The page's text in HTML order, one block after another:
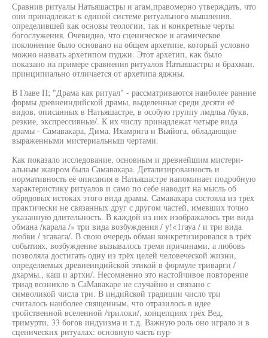
Сравнив ритуалы Натьяшастры и агам,правомерно утверждать, что
они принадлежат к единой системе ритуального мышления,
определившей как основы теологии, так и конкретные черты
богослужения. Очевидно, что сценическое и агамическое
поклонение было основано на общем архетипе, который условно
можно назвать архетипом пуджи. Этот архетип, как было
показано на примере сравнения ритуалов Натьяшастры и брахман,
принципиально отличается от архетипа яджны.
В Главе П; "Драма как ритуал" - рассматриваются наиболее ранние
формы древнеиндийской драмы, выделенные среди десяти её
видов, описанных в Натьяшастре, в особую группу лмдльа /букв,
резкие, экспрессивные/. К их числу принадлежат четыре вида
драмы - Самавакара, Дима, Ихамрига и Вьяйога, обладающие
выраженными мистериальныш чертами.
Как показало исследование, основным и древнейшим мистери-
альным жанром была Самавакара. Детализированность и
нормативность её описания в Натьяшастре напоминает подробную
характеристику ритуалов и само по себе наводит на мысль об
обрядовых истоках этого вида драмы. Самавакара состояла из трёх
практически не связанных друг с другом частей, имевших точно
указанную длительность. В каждой из них изображалось три вида
обмана /карала /» три вида возбуждения / у!<1гауа / и три вида
любви / згавага/. В свою очередь обман конкретизировался в трёх
событиях, возбуждение вызывалось тремя причинами, а любовь
позволяла достигать одну из трёх целей человеческой жизни,
определяемых древнеиндийской этикой в формуле триварги /
дхармы., каш и артхи/. Несомненно это настойчивое повторение
триад возникло в СаМавакаре не случайно и связано с
символикой числа три. В индийской традиции число три
считалось наиболее священным, что отразилось в идее
тройственной вселенной /трилоки/, концепциях трёх Вед,
тримурти, 33 богов индуизма и т.д. Важную роль оно играло и в
сценических ритуалах: основную часть пур-